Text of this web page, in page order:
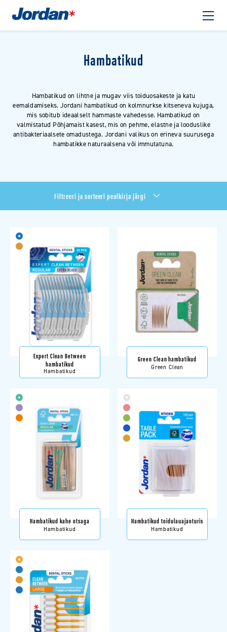
Hambatikud
Hambatikud on lihtne ja mugav viis toiduosakeste ja katu
eemaldamiseks. Jordani hambatikud on kolmnurkse kitseneva kujuga,
mis sobitub ideaalselt hammaste vahedesse. Hambatikud on
valmistatud Põhjamaist kasest, mis on pehme, elastne ja looduslike
antibakteriaalsete omadustega. Jordani valikus on erineva suurusega
hambatikke naturaalsena või immutatuna.
Filtreeri ja sorteeri pealkirja järgi
Expert Clean Between
hambatikud
Hambatikud
Green Clean hambatikud
Green Clean
Hambatikud kahe otsaga
Hambatikud
Hambatikud toidulauajaoturis
Hambatikud